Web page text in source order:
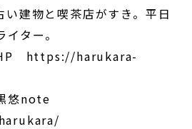
い建物と喫茶店がすき。平日
ター。
HP https://harukara-
悠note